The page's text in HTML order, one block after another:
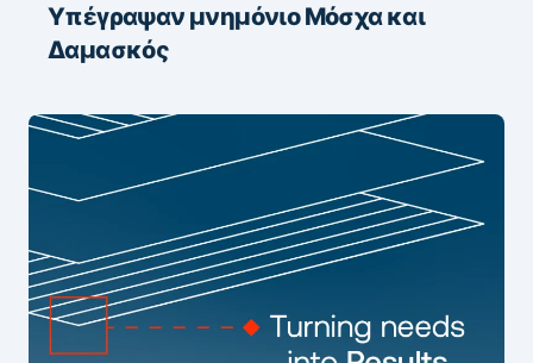
Υπέγραψαν μνημόνιο Μόσχα και
Δαμασκός